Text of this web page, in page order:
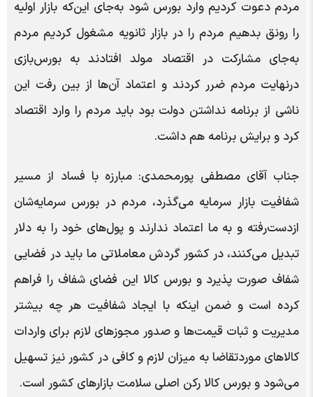
مردم دعوت کردیم وارد بورس شود به‌جای این‌که بازار اولیه
را رونق بدهیم مردم را در بازار ثانویه مشغول کردیم مردم
به‌جای مشارکت در اقتصاد مولد افتادند به بورس‌بازی
درنهایت مردم ضرر کردند و اعتماد آن‌ها از بین رفت این
ناشی از برنامه نداشتن دولت بود باید مردم را وارد اقتصاد
کرد و برایش برنامه هم داشت.
جناب آقای مصطفی پورمحمدی: مبارزه با فساد از مسیر
شفافیت بازار سرمایه می‌گذرد، مردم در بورس سرمایه‌شان
ازدست‌رفته و به ما اعتماد ندارند و پول‌های خود را به دلار
تبدیل می‌کنند، در کشور گردش معاملاتی ما باید در فضایی
شفاف صورت پذیرد و بورس کالا این فضای شفاف را فراهم
کرده است و ضمن اینکه با ایجاد شفافیت هر چه بیشتر
مدیریت و ثبات قیمت‌ها و صدور مجوزهای لازم برای واردات
کالاهای موردتقاضا به میزان لازم و کافی در کشور نیز تسهیل
می‌شود و بورس کالا رکن اصلی سلامت بازارهای کشور است.